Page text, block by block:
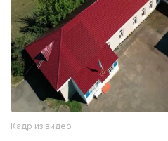
Кадр из видео